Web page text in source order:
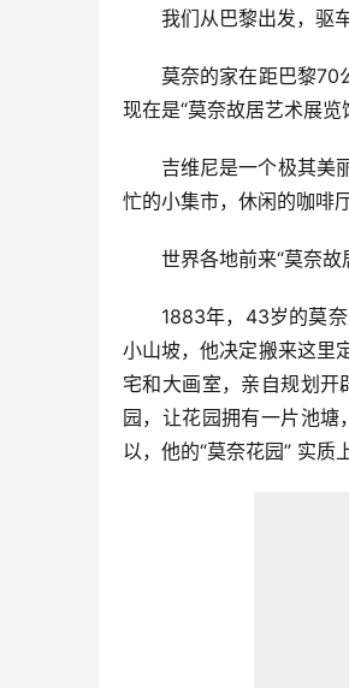
我们从巴黎出发，驱
莫奈的家在距巴黎70
现在是“莫奈故居艺术展览
吉维尼是一个极其美
忙的小集市，休闲的咖啡
世界各地前来“莫奈
1883年，43岁的莫
小山坡，他决定搬来这里
宅和大画室，亲自规划
园，让花园拥有一片池
以，他的“莫奈花园” 实质